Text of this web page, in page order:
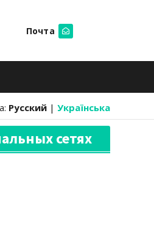
Почта
Русский | Українська
сетях